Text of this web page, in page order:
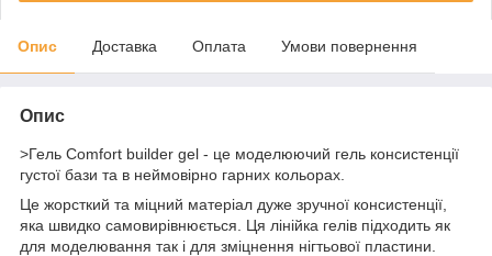
Опис Доставка Оплата Умови повернення
Опис
>Гель Comfort builder gel - це моделюючий гель консистенції
густої бази та в неймовірно гарних кольорах.
Це жорсткий та міцний матеріал дуже зручної консистенції,
яка швидко самовирівнюється. Ця лінійка гелів підходить як
для моделювання так і для зміцнення нігтьової пластини.